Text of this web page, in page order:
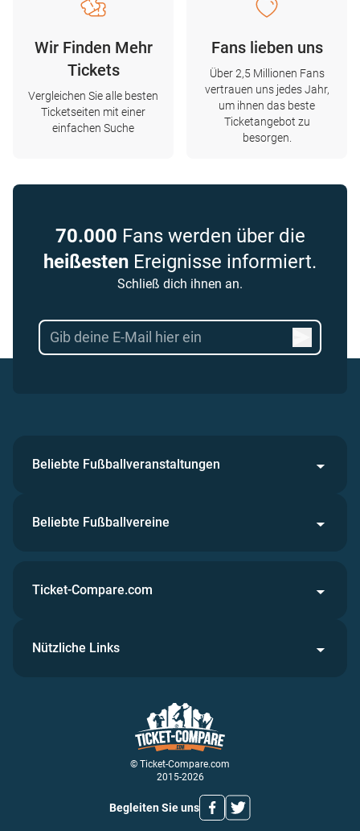
Wir Finden Mehr
Tickets
Vergleichen Sie alle besten
Ticketseiten mit einer
einfachen Suche
Fans lieben uns
Über 2,5 Millionen Fans
vertrauen uns jedes Jahr,
um ihnen das beste
Ticketangebot zu
besorgen.
70.000 Fans werden über die
heißesten Ereignisse informiert.
Schließ dich ihnen an.
Beliebte Fußballveranstaltungen
Beliebte Fußballvereine
© Ticket-Compare.com
2015-2026
Begleiten Sie uns
Ticket-Compare.com
Nützliche Links